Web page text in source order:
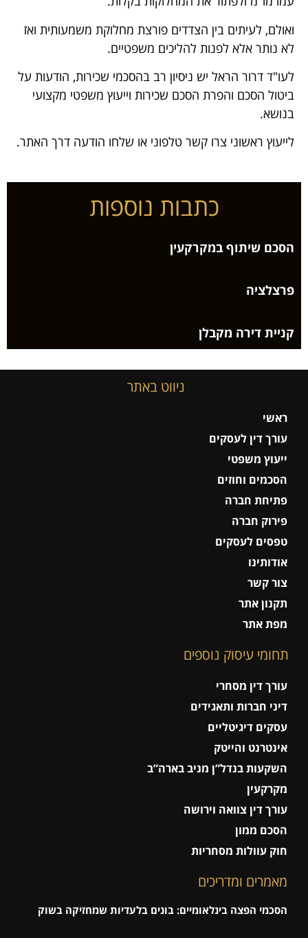
ואולם, לעיתים בין הצדדים פורצת מחלוקת משמעותית ואז
לא נותר אלא לפנות להליכים משפטיים.
לעו"ד דרור הראל יש ניסיון רב בהסכמי שכירות, הודעות על
ביטול הסכם והפרת הסכם שכירות וייעוץ משפטי מקצועי
בנושא.
לייעוץ ראשוני צרו קשר טלפוני או שלחו הודעה דרך האתר.
כתבות נוספות
הסכם שיתוף במקרקעין
פרצלציה
קניית דירה מקבלן
ניווט באתר
ראשי
עורך דין לעסקים
ייעוץ משפטי
הסכמים וחוזים
פתיחת חברה
פירוק חברה
טפסים לעסקים
אודותינו
צור קשר
תקנון אתר
מפת אתר
תחומי עיסוק נוספים
עורך דין מסחרי
דיני חברות ותאגידים
עסקים דיגיטליים
אינטרנט והייטק
השקעות בנדל”ן מניב בארה”ב
מקרקעין
עורך דין צוואה וירושה
הסכם ממון
חוק עוולות מסחריות
מאמרים ומדריכים
הסכמי הפצה בינלאומיים: בונים בלעדיות שמחזיקה בשוק